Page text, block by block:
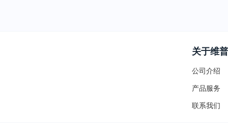
关于维普
公司介绍
产品服务
联系我们